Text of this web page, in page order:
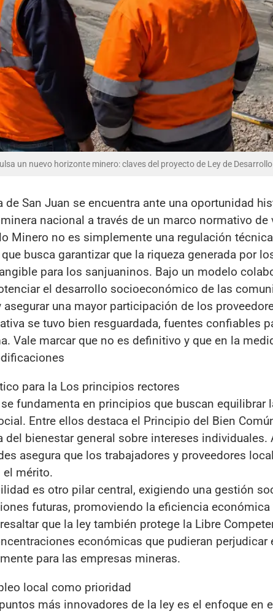
un nuevo horizonte minero: claves del proyecto de Ley de
de San Juan se encuentra ante una oportunidad
nacional a través de un marco normativo de
Minero no es simplemente una regulación
busca garantizar que la riqueza generada por
para los sanjuaninos. Bajo un modelo
el desarrollo socioeconómico de las
asegurar una mayor participación de los
se tuvo bien resguardada, fuentes confiables
Vale marcar que no es definitivo y que en la
para la Los principios rectores
fundamenta en principios que buscan equilibrar
Entre ellos destaca el Principio del Bien
del bienestar general sobre intereses
asegura que los trabajadores y proveedores
el mérito.
es otro pilar central, exigiendo una gestión
futuras, promoviendo la eficiencia
que la ley también protege la Libre
económicas que pudieran perjudicar
para las empresas mineras.
local como prioridad
más innovadores de la ley es el enfoque en